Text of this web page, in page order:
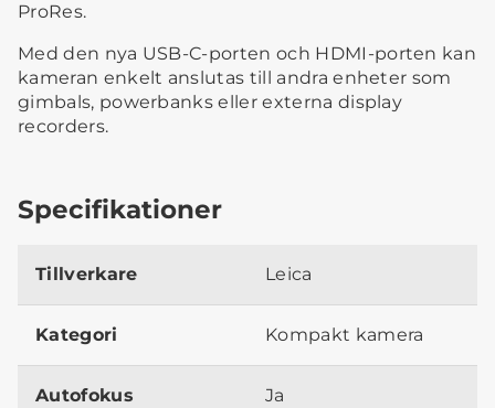
ProRes.
Med den nya USB-C-porten och HDMI-porten kan
kameran enkelt anslutas till andra enheter som
gimbals, powerbanks eller externa display
recorders.
Specifikationer
Tillverkare Leica
Kategori Kompakt kamera
Autofokus Ja